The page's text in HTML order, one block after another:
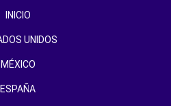
INICIO
UNIDOS
MÉXICO
ESPAÑA